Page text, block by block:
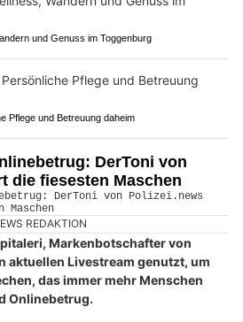
und Genuss im Toggenburg
Pflege und Betreuung daheim
DerToni von
die fiesesten Maschen
REDAKTION
Markenbotschafter von
aktuellen Livestream genutzt, um
das immer mehr Menschen
Onlinebetrug.